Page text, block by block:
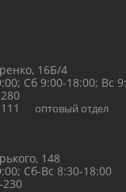
16Б/4
Сб 9:00-18:00; Вс
оптовый отдел
148
Сб-Вс 8:30-18:00